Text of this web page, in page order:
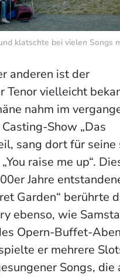
klatschte bei vielen Songs
anderen ist der
vielleicht
nahm im
Show „Das
sang dort für seine
raise me up“.
Jahre
Garden“ berührte
ebenso, wie
Opern-Buffet-
er mehrere
Songs, die